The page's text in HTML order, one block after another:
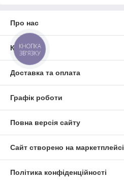
Про нас
Контакти
Доставка та оплата
Графік роботи
Повна версія сайту
Сайт створено на маркетплейсі
Політика конфіденційності
КНОПКА
ЗВ'ЯЗКУ